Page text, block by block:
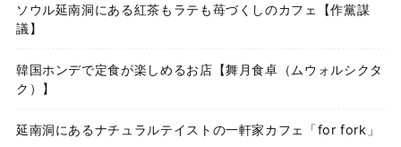
ソウル延南洞にある紅茶もラテも苺づくしのカフェ【作黨謀
議】
韓国ホンデで定食が楽しめるお店【舞月食卓（ムウォルシクタ
ク）】
延南洞にあるナチュラルテイストの一軒家カフェ「for fork」